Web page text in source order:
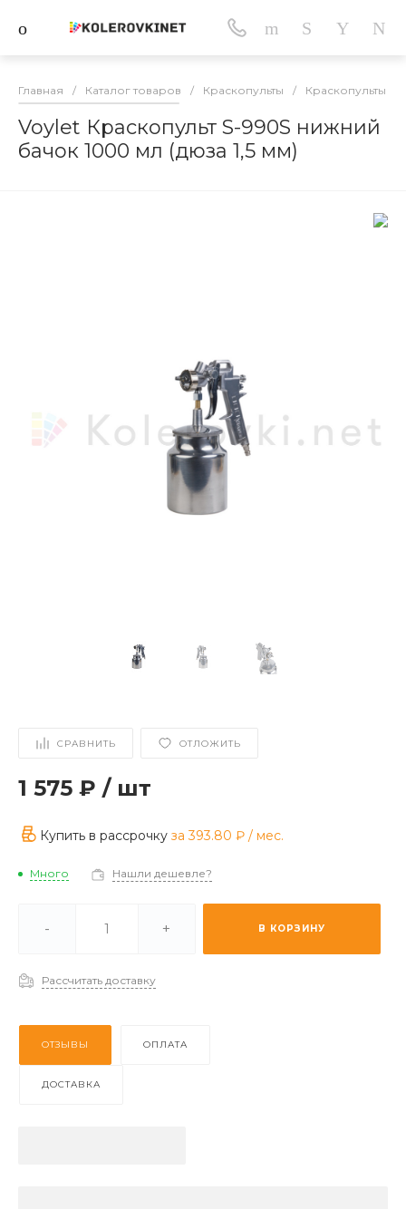
Главная / Каталог товаров / Краскопульты / Краскопульты с
Voylet Краскопульт S-990S нижний
бачок 1000 мл (дюза 1,5 мм)
СРАВНИТЬ ОТЛОЖИТЬ
1 575 ₽ / шт
Купить в рассрочку за393.80 ₽ / мес.
Много Нашли дешевле?
- + В КОРЗИНУ
Рассчитать доставку
ОТЗЫВЫ ОПЛАТА
ДОСТАВКА